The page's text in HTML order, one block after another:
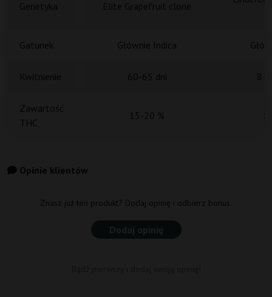
Gatunek Głównie Indica
Zawartość
THC
15-20 %
Opinie klientów
Znasz już ten produkt? Dodaj opinię i odbierz bonus.
Dodaj opinię